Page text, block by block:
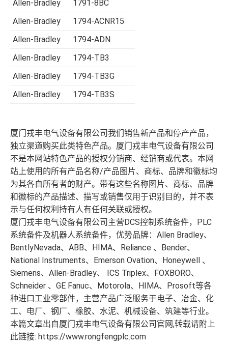
Allen-Bradley
1791-8BC
Allen-Bradley
1794-ACNR15
Allen-Bradley
1794-ADN
Allen-Bradley
1794-TB3
Allen-Bradley
1794-TB3G
Allen-Bradley
1794-TB3S
厦门戎丰电气设备有限公司我们销售新产品和停产产品，
独立渠道购买此类特色产品。厦门戎丰电气设备有限公司
不是本网站特色产品的授权分销商、经销商或代表。本网
站上使用的所有产品名称/产品图片、商标、品牌和徽标均
为其各自所有者的财产。带有这些名称图片、商标、品牌
和徽标的产品描述、描写或销售仅用于识别目的，并不表
示与任何权利持有人有任何关联或授权。
厦门戎丰电气设备有限公司主营DCS控制系统备件，PLC
系统备件及机器人系统备件，优势品牌：Allen Bradley、
BentlyNevada、ABB、HIMA、Reliance 、Bender、
National Instruments、Emerson Ovation、Honeywell 、
Siemens、Allen-Bradley、 ICS Triplex、FOXBORO、
Schneider 、GE Fanuc、Motorola、HIMA、Prosoft等各
种进口工业零部件，主营产品广泛服务于电子、冶金、化
工、电厂、钢厂、橡胶、水泥、机械设备、筑建等行业。
本篇文章出自厦门戎丰电气设备有限公司官网,转载请附上
此链接: https://www.rongfengplc.com